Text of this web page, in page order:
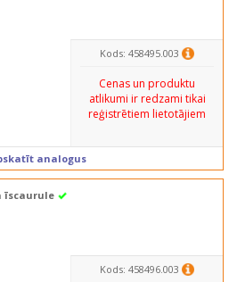
Kods: 458495.003
Cenas un produktu
atlikumi ir redzami tikai
reģistrētiem lietotājiem
analogus
īscaurule
Kods: 458496.003